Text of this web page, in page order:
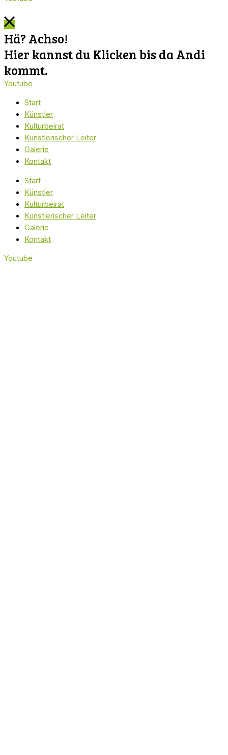
Hä? Achso!
Hier kannst du Klicken bis da Andi
kommt.
Youtube
Start
Künstler
Kulturbeirat
Künstlerischer Leiter
Galerie
Kontakt
Start
Künstler
Kulturbeirat
Künstlerischer Leiter
Galerie
Kontakt
Youtube